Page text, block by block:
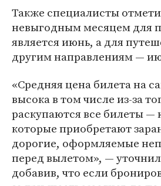
Также специалисты
невыгодным месяцем для
является июнь, а для
другим направлениям —
«Средняя цена билета на
высока в том числе из-за
раскупаются все билеты —
которые приобретают
дорогие, оформляемые
перед вылетом», —
добавив, что если